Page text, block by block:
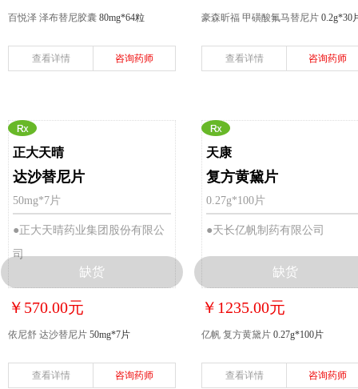
百悦泽 泽布替尼胶囊 80mg*64粒
查看详情 咨询药师
豪森昕福 甲磺酸氟马替尼片 0.2g*30
查看详情 咨询药师
正大天晴
达沙替尼片
50mg*7片
●正大天晴药业集团股份有限公
司
￥570.00元
依尼舒 达沙替尼片 50mg*7片
缺货
查看详情 咨询药师
天康
复方黄黛片
0.27g*100片
●天长亿帆制药有限公司
￥1235.00元
亿帆 复方黄黛片 0.27g*100片
缺货
查看详情 咨询药师